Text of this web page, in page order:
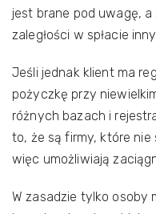
jest brane pod uwagę,
zaległości w spłacie
Jeśli jednak klient ma
pożyczkę przy
różnych bazach i
to, że są firmy, które
więc umożliwiają
W zasadzie tylko osoby